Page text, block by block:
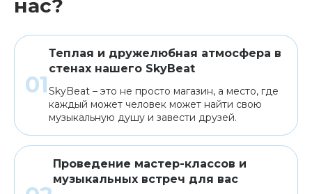
нас?
Теплая и дружелюбная атмосфера в
стенах нашего SkyBeat
SkyBeat – это не просто магазин, а место, где
каждый может человек может найти свою
музыкальную душу и завести друзей.
Проведение мастер-классов и
музыкальных встреч для вас